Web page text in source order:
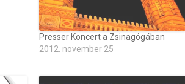
Presser Koncert a Zsinagógában
2012. november 25